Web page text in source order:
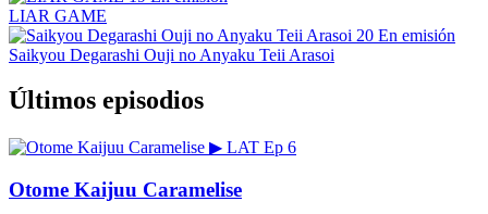
LIAR GAME
20 En emisión
Saikyou Degarashi Ouji no Anyaku Teii Arasoi
Últimos episodios
▶ LAT Ep 6
Otome Kaijuu Caramelise